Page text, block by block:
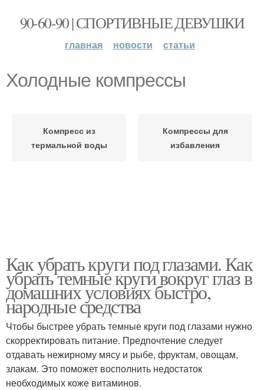
90-60-90 | СПОРТИВНЫЕ ДЕВУШКИ
главная новости статьи
Холодные компрессы
Компресс из
термальной воды
Компрессы для
избавления
Как убрать круги под глазами. Как
убрать темные круги вокруг глаз в
домашних условиях быстро,
народные средства
Чтобы быстрее убрать темные круги под глазами нужно
скорректировать питание. Предпочтение следует
отдавать нежирному мясу и рыбе, фруктам, овощам,
злакам. Это поможет восполнить недостаток
необходимых коже витаминов.